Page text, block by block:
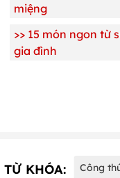
miệng
>> 15 món ngon từ
gia đình
TỪ KHÓA: Công